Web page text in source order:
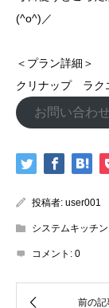
(^o^)／
＜プラン詳細＞
クリナップ ラク
お問い合わ
投稿者: user001
システムキッチン
コメント: 0